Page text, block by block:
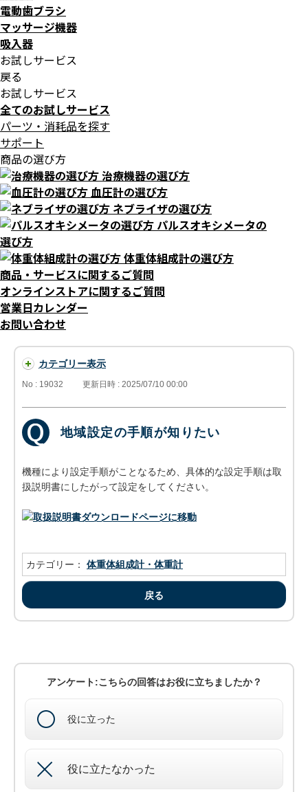
電動歯ブラシ
マッサージ機器
吸入器
お試しサービス
戻る
お試しサービス
全てのお試しサービス
パーツ・消耗品を探す
サポート
商品の選び方
治療機器の選び方
血圧計の選び方
ネブライザの選び方
パルスオキシメータの
選び方
体重体組成計の選び方
商品・サービスに関するご質問
オンラインストアに関するご質問
営業日カレンダー
お問い合わせ
カテゴリー表示
No : 19032 更新日時 : 2025/07/10 00:00
地域設定の手順が知りたい
機種により設定手順がことなるため、具体的な設定手順は取
扱説明書にしたがって設定をしてください。
カテゴリー： 体重体組成計・体重計
戻る
アンケート:こちらの回答はお役に立ちましたか？
役に立った
役に立たなかった